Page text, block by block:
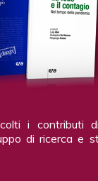
i contributi
di ricerca e